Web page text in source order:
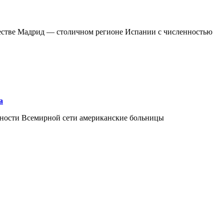
Мадрид — столичном регионе Испании с численностью
Всемирной сети американские больницы